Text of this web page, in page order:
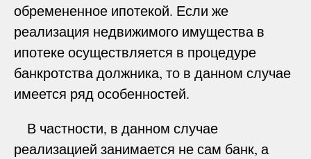
обремененное ипотекой. Если же
реализация недвижимого имущества в
ипотеке осуществляется в процедуре
банкротства должника, то в данном случае
имеется ряд особенностей.
В частности, в данном случае
реализацией занимается не сам банк, а